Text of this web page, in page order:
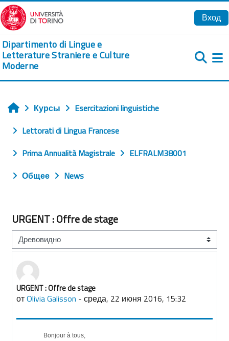
Перейти к основному содержанию
Вход
Dipartimento di Lingue e
Letterature Straniere e Culture
Moderne
Главная
Курсы
Esercitazioni linguistiche
Lettorati di Lingua Francese
Prima Annualità Magistrale
ELFRALM38001
Общее
News
URGENT : Offre de stage
Режим отображения
URGENT : Offre de stage
отOlivia Galisson - среда, 22 июня 2016, 15:32
Количество ответов: 0
Bonjour à tous,